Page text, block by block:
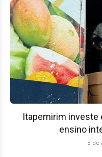
Itapemirim investe
ensino
3 de